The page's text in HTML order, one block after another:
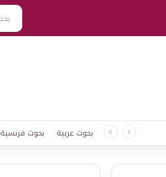
بحوث عربية بحوث فرنسية